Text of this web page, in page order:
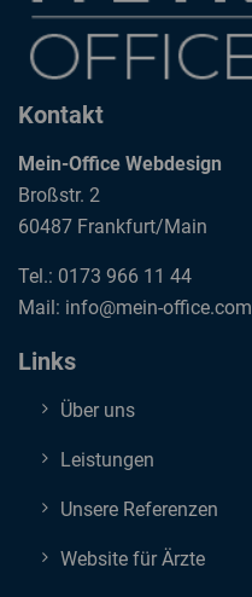
Kontakt
Mein-Office Webdesign
Broßstr. 2
60487 Frankfurt/Main
Tel.: 0173 966 11 44
Mail: info@mein-office.com
Links
Über uns
Leistungen
Unsere Referenzen
Website für Ärzte